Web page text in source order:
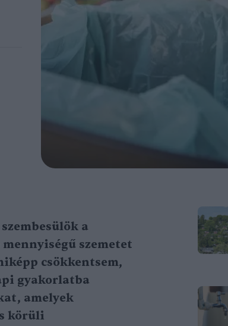
a
szemetet
csökkentsem,
gyakorlatba
amelyek
körüli